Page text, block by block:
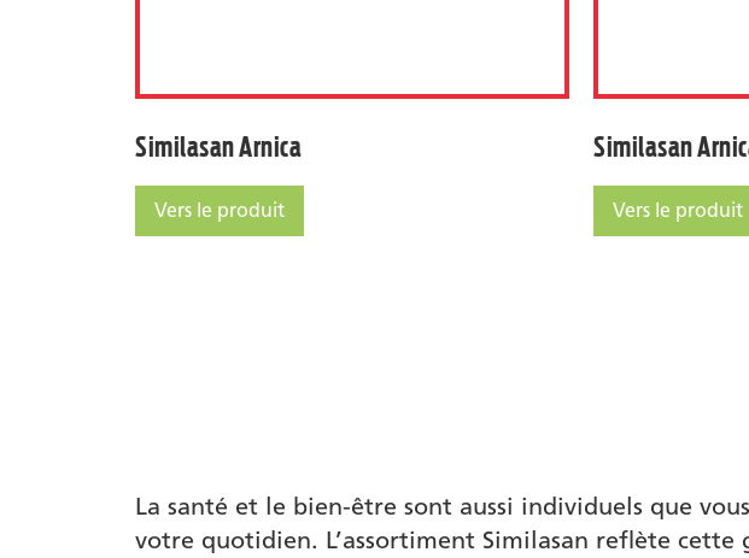
Similasan Arnica
Similasan Arnica
Vers le produit
Similasan
Similasan
Vers le produit
La santé et le bien-être sont aussi individuels que
votre quotidien. L’assortiment Similasan reflète